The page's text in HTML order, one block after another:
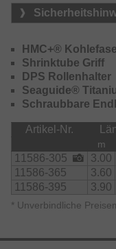
HMC+®
Shrinktube Griff
DPS Rollenhalter
Seaguide®
Schraubbare
Artikel-Nr.
m
11586-305 3.00
11586-365
3.60
11586-395
3.90
* Unverbindliche